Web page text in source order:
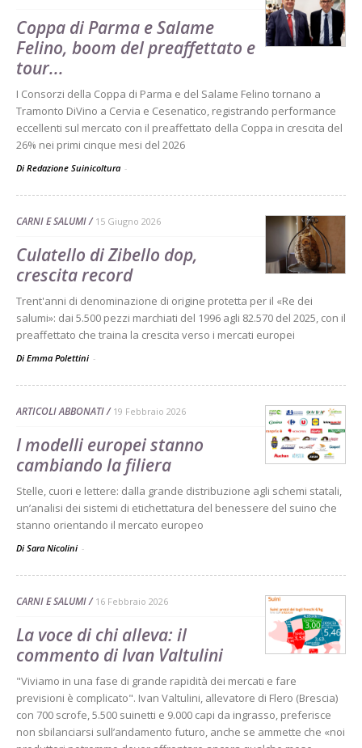
Coppa di Parma e Salame
Felino, boom del preaffettato e
tour...
I Consorzi della Coppa di Parma e del Salame Felino tornano a
Tramonto DiVino a Cervia e Cesenatico, registrando performance
eccellenti sul mercato con il preaffettato della Coppa in crescita del
26% nei primi cinque mesi del 2026
Di Redazione Suinicoltura -
CARNI E SALUMI 15 Giugno 2026
Culatello di Zibello dop,
crescita record
Trent'anni di denominazione di origine protetta per il «Re dei
salumi»: dai 5.500 pezzi marchiati del 1996 agli 82.570 del 2025, con il
preaffettato che traina la crescita verso i mercati europei
Di Emma Polettini -
ARTICOLI ABBONATI 19 Febbraio 2026
I modelli europei stanno
cambiando la filiera
Stelle, cuori e lettere: dalla grande distribuzione agli schemi statali,
un’analisi dei sistemi di etichettatura del benessere del suino che
stanno orientando il mercato europeo
Di Sara Nicolini -
CARNI E SALUMI 16 Febbraio 2026
La voce di chi alleva: il
commento di Ivan Valtulini
"Viviamo in una fase di grande rapidità dei mercati e fare
previsioni è complicato". Ivan Valtulini, allevatore di Flero (Brescia)
con 700 scrofe, 5.500 suinetti e 9.000 capi da ingrasso, preferisce
non sbilanciarsi sull’andamento futuro, anche se ammette che «noi